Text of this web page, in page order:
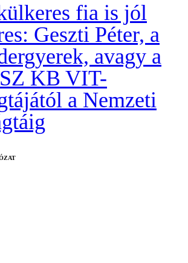
fia is jól
Geszti Péter, a
avagy a
KB VIT-
a Nemzeti